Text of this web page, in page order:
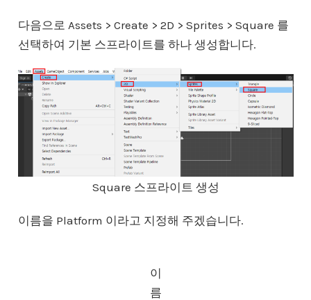
다음으로 Assets > Create > 2D > Sprites > Square 를
선택하여 기본 스프라이트를 하나 생성합니다.
Square 스프라이트 생성
이름을 Platform 이라고 지정해 주겠습니다.
이
름